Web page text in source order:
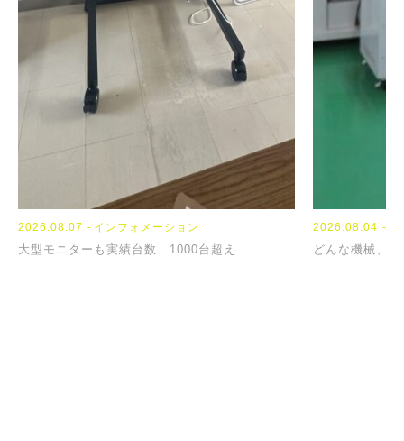
2026.08.07 インフォメーション
大型モニターも実績台数 1000台超え
2026.08.04
どんな機械、
2023.09.13
『席替え』
2024.04.04
【新年度】